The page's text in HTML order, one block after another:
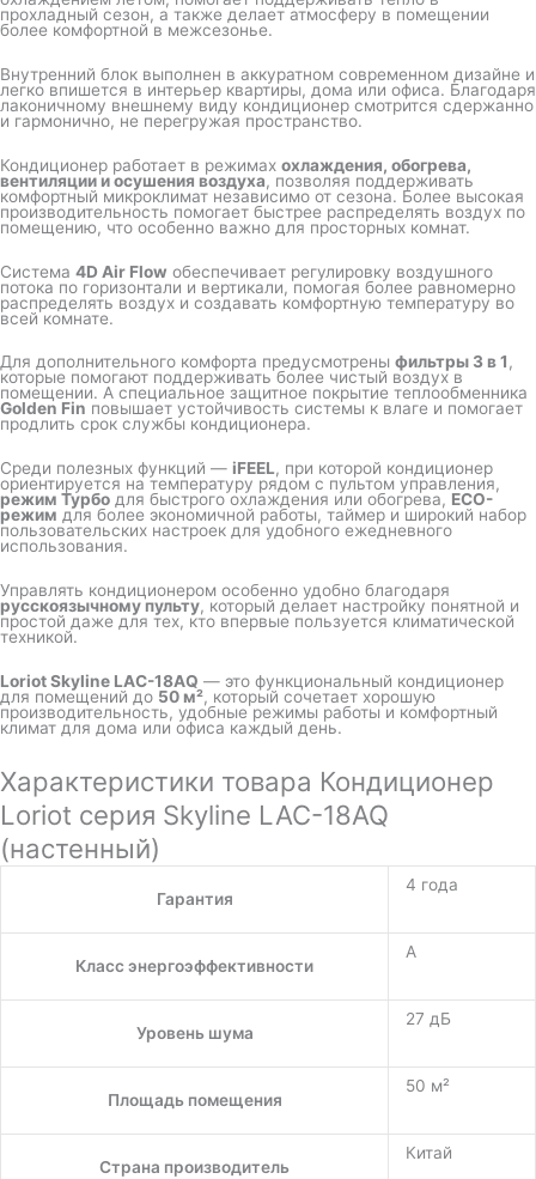
прохладный сезон, а также делает атмосферу в помещении
более комфортной в межсезонье.
Внутренний блок выполнен в аккуратном современном дизайне и
легко впишется в интерьер квартиры, дома или офиса. Благодаря
лаконичному внешнему виду кондиционер смотрится сдержанно
и гармонично, не перегружая пространство.
Кондиционер работает в режимах охлаждения, обогрева,
вентиляции и осушения воздуха, позволяя поддерживать
комфортный микроклимат независимо от сезона. Более высокая
производительность помогает быстрее распределять воздух по
помещению, что особенно важно для просторных комнат.
Система 4D Air Flow обеспечивает регулировку воздушного
потока по горизонтали и вертикали, помогая более равномерно
распределять воздух и создавать комфортную температуру во
всей комнате.
Для дополнительного комфорта предусмотрены фильтры 3 в 1,
которые помогают поддерживать более чистый воздух в
помещении. А специальное защитное покрытие теплообменника
Golden Fin повышает устойчивость системы к влаге и помогает
продлить срок службы кондиционера.
Среди полезных функций — iFEEL, при которой кондиционер
ориентируется на температуру рядом с пультом управления,
режим Турбо для быстрого охлаждения или обогрева, ECO-
режим для более экономичной работы, таймер и широкий набор
пользовательских настроек для удобного ежедневного
использования.
Управлять кондиционером особенно удобно благодаря
русскоязычному пульту, который делает настройку понятной и
простой даже для тех, кто впервые пользуется климатической
техникой.
Loriot Skyline LAC-18AQ — это функциональный кондиционер
для помещений до 50 м², который сочетает хорошую
производительность, удобные режимы работы и комфортный
климат для дома или офиса каждый день.
Характеристики товара Кондиционер
Loriot серия Skyline LAC-18AQ
(настенный)
Гарантия
4 года
Класс энергоэффективности
A
Уровень шума
27 дБ
Площадь помещения
50 м²
Страна производитель
Китай